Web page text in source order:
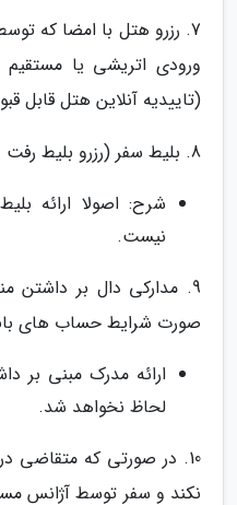
7. رزرو هتل با امضا که
ورودی اتریشی یا
(تاییدیه آنلاین هتل قابل
8. بلیط سفر (رزرو بلیط رفت و برگشت پرواز)
شرح: اصولا ارائه
نیست.
9. مدارکی دال بر داشتن
صورت شرایط حساب های
ارائه مدرک مبنی بر
لحاظ نخواهد شد.
نکند و سفر توسط آژانس